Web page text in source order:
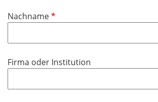
c
t
e
d
NachnameP
c
t
Firma oder Institution